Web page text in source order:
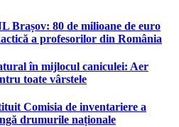
Brașov: 80 de milioane de euro
a profesorilor din România
în mijlocul caniculei: Aer
toate vârstele
Comisia de inventariere a
drumurile naționale